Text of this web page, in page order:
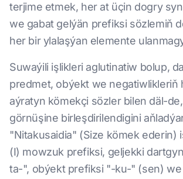
terjime etmek, her at üçin dogry
we gabat gelýän prefiksi sözlemiň
her bir ylalaşýan elemente
Suwaýili işlikleri aglutinatiw bolup,
predmet, obýekt we negatiwlikleriň
aýratyn kömekçi sözler bilen däl-
görnüşine birleşdirilendigini
"Nitakusaidia" (Size kömek ederin)
(I) mowzuk prefiksi, geljekki
ta-", obýekt prefiksi "-ku-" (sen)